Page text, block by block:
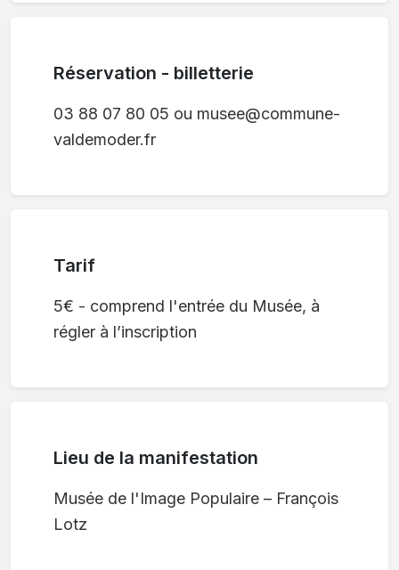
Réservation - billetterie
03 88 07 80 05 ou musee@commune-
valdemoder.fr
Tarif
5€ - comprend l'entrée du Musée, à
régler à l’inscription
Lieu de la manifestation
Musée de l'Image Populaire – François
Lotz